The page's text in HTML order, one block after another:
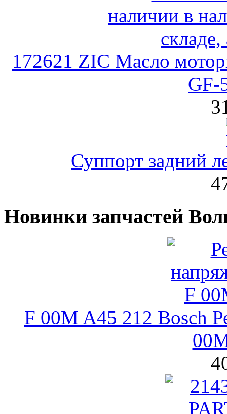
172621 ZIC Масло
GF-
Суппорт задний
Новинки запчастей
F 00M A45 212 Bosch